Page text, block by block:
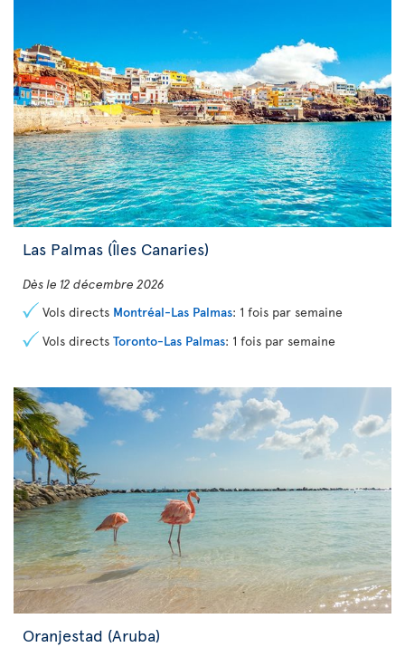
Las Palmas (Îles Canaries)
Dès le 12 décembre 2026
Vols directs Montréal-Las Palmas: 1 fois par semaine
Vols directs Toronto-Las Palmas: 1 fois par semaine
Oranjestad (Aruba)